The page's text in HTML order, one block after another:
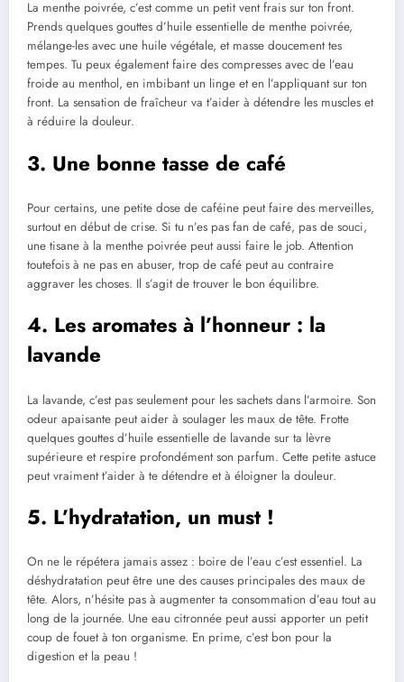
La menthe poivrée, c’est comme un petit vent frais sur ton front.
Prends quelques gouttes d’huile essentielle de menthe poivrée,
mélange-les avec une huile végétale, et masse doucement tes
tempes. Tu peux également faire des compresses avec de l’eau
froide au menthol, en imbibant un linge et en l’appliquant sur ton
front. La sensation de fraîcheur va t’aider à détendre les muscles et
à réduire la douleur.
3. Une bonne tasse de café
Pour certains, une petite dose de caféine peut faire des merveilles,
surtout en début de crise. Si tu n’es pas fan de café, pas de souci,
une tisane à la menthe poivrée peut aussi faire le job. Attention
toutefois à ne pas en abuser, trop de café peut au contraire
aggraver les choses. Il s’agit de trouver le bon équilibre.
4. Les aromates à l’honneur : la
lavande
La lavande, c’est pas seulement pour les sachets dans l’armoire. Son
odeur apaisante peut aider à soulager les maux de tête. Frotte
quelques gouttes d’huile essentielle de lavande sur ta lèvre
supérieure et respire profondément son parfum. Cette petite astuce
peut vraiment t’aider à te détendre et à éloigner la douleur.
5. L’hydratation, un must !
On ne le répétera jamais assez : boire de l’eau c’est essentiel. La
déshydratation peut être une des causes principales des maux de
tête. Alors, n’hésite pas à augmenter ta consommation d’eau tout au
long de la journée. Une eau citronnée peut aussi apporter un petit
coup de fouet à ton organisme. En prime, c’est bon pour la
digestion et la peau !